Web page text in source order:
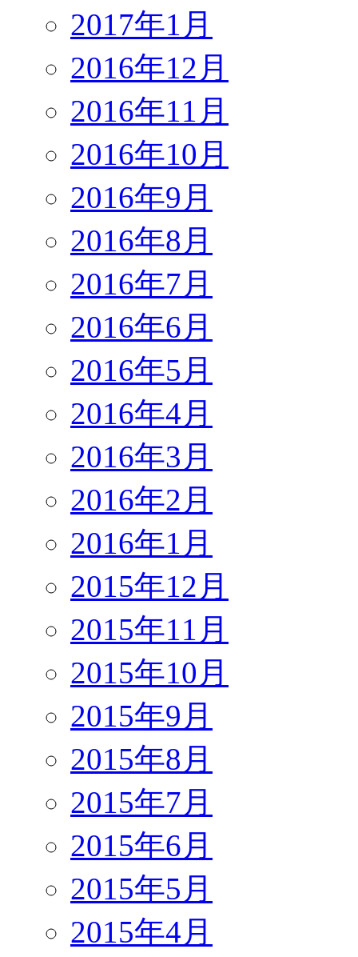
2017年1月
2016年12月
2016年11月
2016年10月
2016年9月
2016年8月
2016年7月
2016年6月
2016年5月
2016年4月
2016年3月
2016年2月
2016年1月
2015年12月
2015年11月
2015年10月
2015年9月
2015年8月
2015年7月
2015年6月
2015年5月
2015年4月